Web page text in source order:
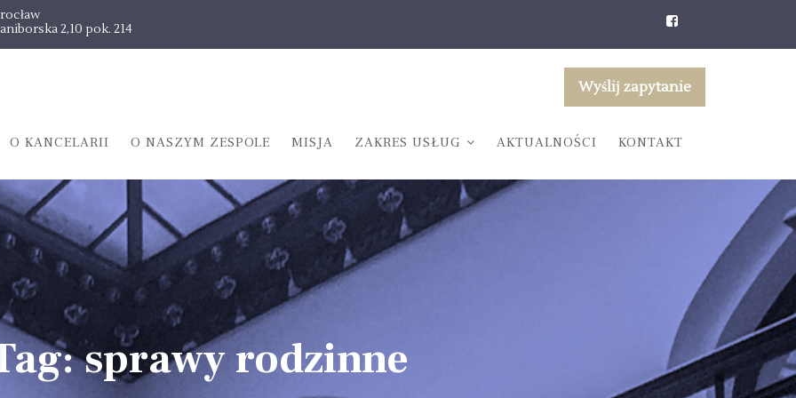
2,10 pok. 214
Wyślij zapytanie
O KANCELARII O NASZYM ZESPOLE MISJA ZAKRES USŁUG AKTUALNOŚCI KONTAKT
sprawy rodzinne